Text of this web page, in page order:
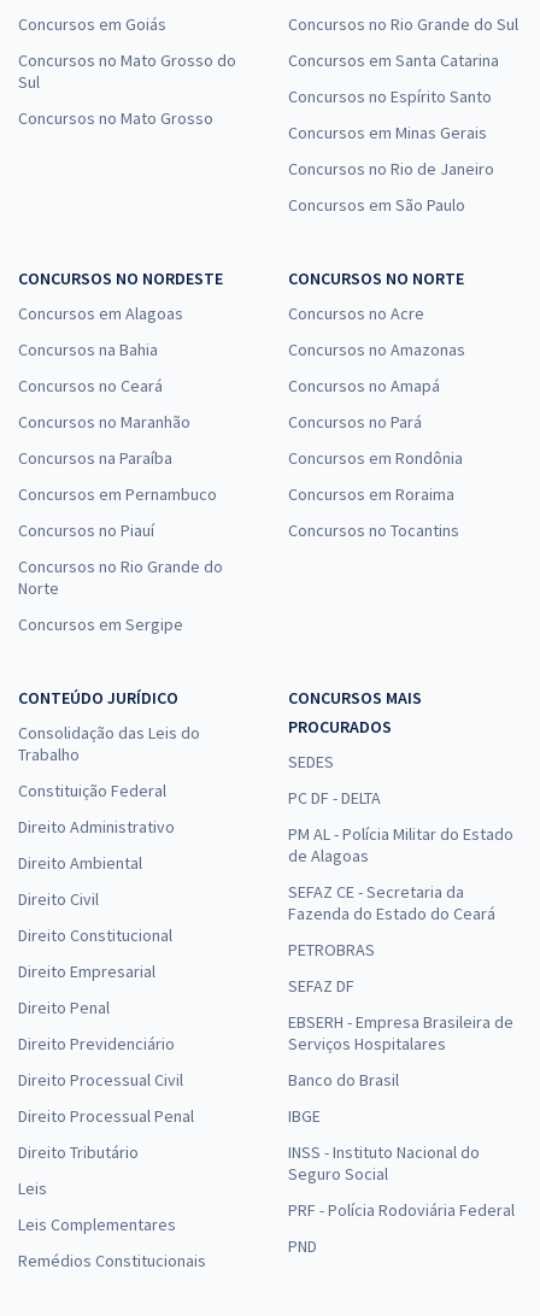
Concursos em Goiás
Concursos no Mato Grosso do
Sul
Concursos no Mato Grosso
Concursos no Rio Grande do Sul
Concursos em Santa Catarina
Concursos no Espírito Santo
Concursos em Minas Gerais
Concursos no Rio de Janeiro
Concursos em São Paulo
CONCURSOS NO NORDESTE
Concursos em Alagoas
Concursos na Bahia
Concursos no Ceará
Concursos no Maranhão
Concursos na Paraíba
Concursos em Pernambuco
Concursos no Piauí
Concursos no Rio Grande do
Norte
Concursos em Sergipe
CONCURSOS NO NORTE
Concursos no Acre
Concursos no Amazonas
Concursos no Amapá
Concursos no Pará
Concursos em Rondônia
Concursos em Roraima
Concursos no Tocantins
CONTEÚDO JURÍDICO
Consolidação das Leis do
Trabalho
Constituição Federal
Direito Administrativo
Direito Ambiental
Direito Civil
Direito Constitucional
Direito Empresarial
Direito Penal
Direito Previdenciário
Direito Processual Civil
Direito Processual Penal
Direito Tributário
Leis
Leis Complementares
Remédios Constitucionais
CONCURSOS MAIS
PROCURADOS
SEDES
PC DF - DELTA
PM AL - Polícia Militar do Estado
de Alagoas
SEFAZ CE - Secretaria da
Fazenda do Estado do Ceará
PETROBRAS
SEFAZ DF
EBSERH - Empresa Brasileira de
Serviços Hospitalares
Banco do Brasil
IBGE
INSS - Instituto Nacional do
Seguro Social
PRF - Polícia Rodoviária Federal
PND